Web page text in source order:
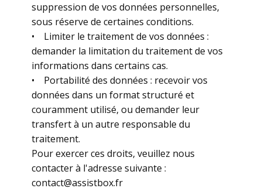
suppression de vos données personnelles,
sous réserve de certaines conditions.
• Limiter le traitement de vos données :
demander la limitation du traitement de vos
informations dans certains cas.
• Portabilité des données : recevoir vos
données dans un format structuré et
couramment utilisé, ou demander leur
transfert à un autre responsable du
traitement.
Pour exercer ces droits, veuillez nous
contacter à l'adresse suivante :
contact@assistbox.fr